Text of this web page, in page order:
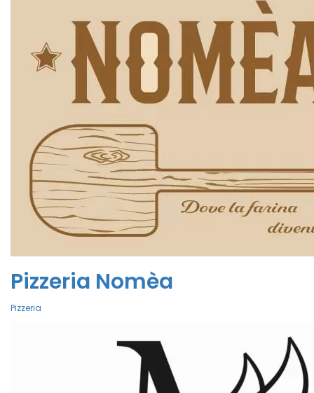
Pizzeria Nomèa
Pizzeria